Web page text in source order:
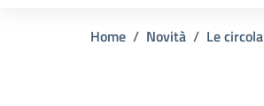
Home Novità Le